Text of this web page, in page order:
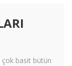
basit bütün